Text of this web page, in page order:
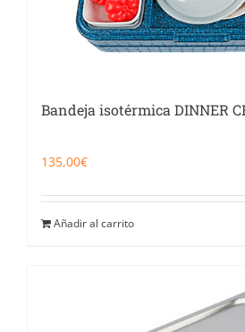
Bandeja isotérmica DINNER
135,00€
Añadir al carrito